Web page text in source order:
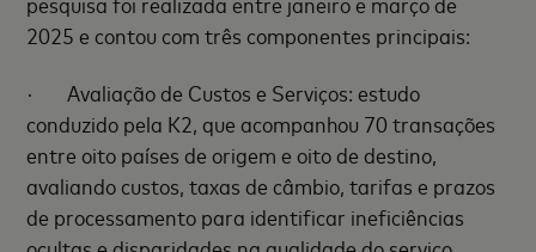
2025 e contou com três componentes principais:
·Avaliação de Custos e Serviços: estudo
conduzido pela K2, que acompanhou 70 transações
entre oito países de origem e oito de destino,
avaliando custos, taxas de câmbio, tarifas e prazos
de processamento para identificar ineficiências